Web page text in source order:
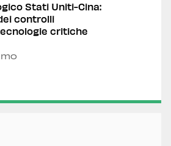
Stati Uniti-Cina:
controlli
critiche